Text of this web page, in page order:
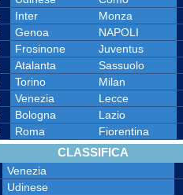
Inter Monza
Genoa NAPOLI
Frosinone Juventus
Atalanta Sassuolo
Torino Milan
Venezia Lecce
Bologna Lazio
Roma Fiorentina
CLASSIFICA
Venezia
Udinese